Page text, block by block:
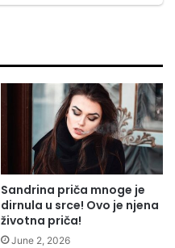
Sandrina priča mnoge je
dirnula u srce! Ovo je njena
životna priča!
June 2, 2026